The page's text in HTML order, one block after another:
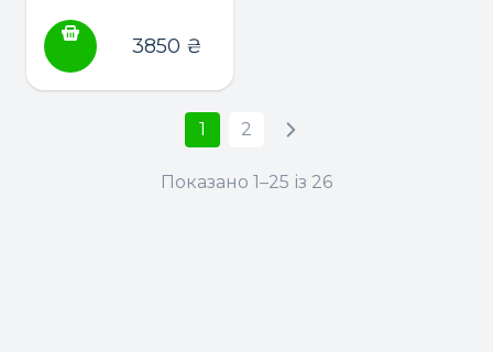
3850 ₴
1 2
Показано 1–25 із 26